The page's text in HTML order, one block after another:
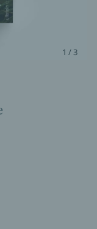
1 / 3